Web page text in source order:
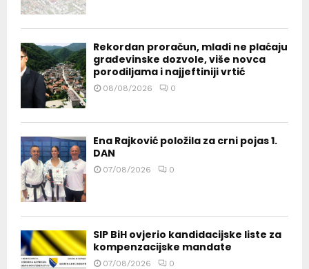
Rekordan proračun, mladi ne plaćaju
građevinske dozvole, više novca
porodiljama i najjeftiniji vrtić
08/08/2026 0
Ena Rajković položila za crni pojas 1.
DAN
07/08/2026 0
SIP BiH ovjerio kandidacijske liste za
kompenzacijske mandate
07/08/2026 0